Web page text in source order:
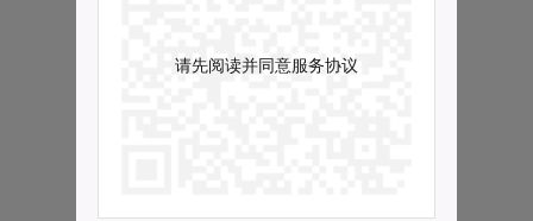
请先阅读并同意服务协议